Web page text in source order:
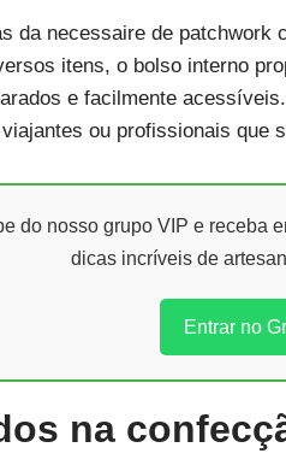
da necessaire de patchwork
itens, o bolso interno
e facilmente
ou profissionais que
do nosso grupo VIP e receba
dicas incríveis de
Entrar no
na